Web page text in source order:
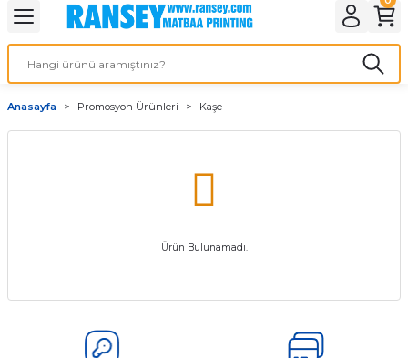
Geri Dön
Geri Dön
Geri Dön
Geri Dön
Ürünleri
Geri Dön
Geri Dön
Geri Dön
Anasayfa Promosyon Ürünleri Kaşe
Ürün Bulunamadı.